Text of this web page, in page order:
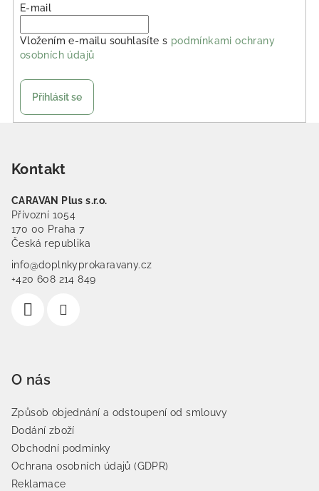
E-mail
Vložením e-mailu souhlasíte s podmínkami ochrany
osobních údajů
Přihlásit se
Kontakt
CARAVAN Plus s.r.o.
Přívozní 1054
170 00 Praha 7
Česká republika
info@doplnkyprokaravany.cz
+420 608 214 849
O nás
Způsob objednání a odstoupení od smlouvy
Dodání zboží
Obchodní podmínky
Ochrana osobních údajů (GDPR)
Reklamace